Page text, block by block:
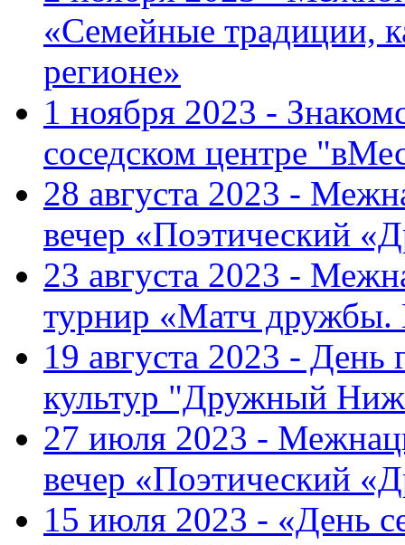
«Семейные традиции,
регионе»
1 ноября 2023 -
соседском центре
28 августа 2023 -
вечер «Поэтический
23 августа 2023 -
турнир «Матч
19 августа 2023 -
культур "Дружный
27 июля 2023 -
вечер «Поэтический
15 июля 2023 - «День